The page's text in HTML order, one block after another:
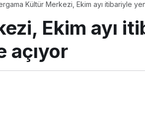
Kültür Merkezi, Ekim ayı itibariyle
Ekim ayı
açıyor